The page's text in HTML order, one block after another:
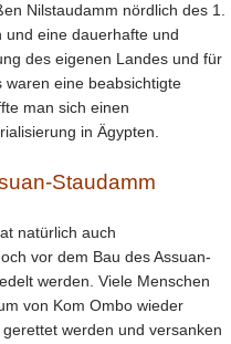
Nilstaudamm nördlich des 1.
und eine dauerhafte und
des eigenen Landes und für
eine beabsichtigte
man sich einen
in Ägypten.
Staudamm
natürlich auch
vor dem Bau des Assuan-
werden. Viele Menschen
von Kom Ombo wieder
werden und versanken